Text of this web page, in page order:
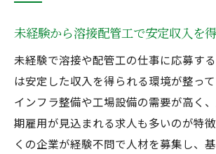
未経験から溶接配管工で安定収入を
未経験で溶接や配管工の仕事に応募す
は安定した収入を得られる環境が整っ
インフラ整備や工場設備の需要が高く
期雇用が見込まれる求人も多いのが特
くの企業が経験不問で人材を募集し、